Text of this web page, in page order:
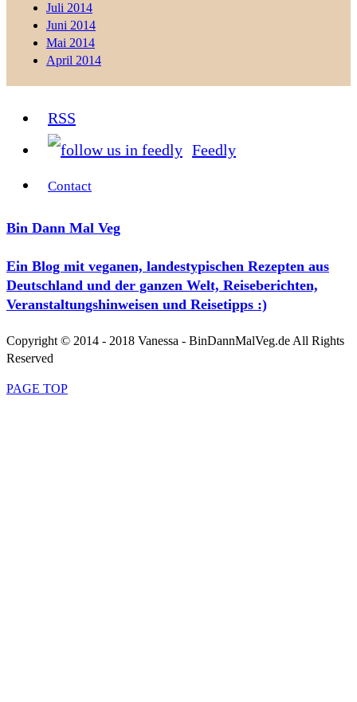
Juli 2014
Juni 2014
Mai 2014
April 2014
RSS
Feedly
Contact
Bin Dann Mal Veg
Ein Blog mit veganen, landestypischen Rezepten aus
Deutschland und der ganzen Welt, Reiseberichten,
Veranstaltungshinweisen und Reisetipps :)
Copyright © 2014 - 2018 Vanessa - BinDannMalVeg.de All Rights
Reserved
PAGE TOP